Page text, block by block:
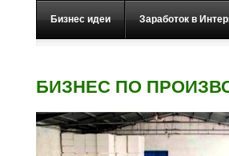
Бизнес идеи Заработок в
БИЗНЕС ПО